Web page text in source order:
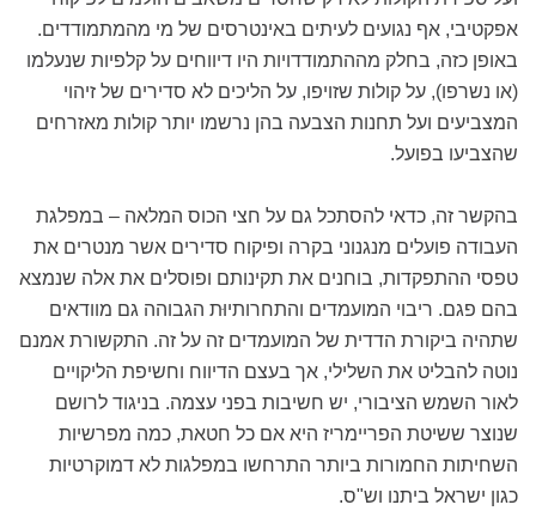
אפקטיבי, אף נגועים לעיתים באינטרסים של מי מהמתמודדים.
באופן כזה, בחלק מההתמודדויות היו דיווחים על קלפיות שנעלמו
(או נשרפו), על קולות שזויפו, על הליכים לא סדירים של זיהוי
המצביעים ועל תחנות הצבעה בהן נרשמו יותר קולות מאזרחים
שהצביעו בפועל.
בהקשר זה, כדאי להסתכל גם על חצי הכוס המלאה – במפלגת
העבודה פועלים מנגנוני בקרה ופיקוח סדירים אשר מנטרים את
טפסי ההתפקדות, בוחנים את תקינותם ופוסלים את אלה שנמצא
בהם פגם. ריבוי המועמדים והתחרותיוּת הגבוהה גם מוודאים
שתהיה ביקורת הדדית של המועמדים זה על זה. התקשורת אמנם
נוטה להבליט את השלילי, אך בעצם הדיווח וחשיפת הליקויים
לאור השמש הציבורי, יש חשיבות בפני עצמה. בניגוד לרושם
שנוצר ששיטת הפריימריז היא אם כל חטאת, כמה מפרשיות
השחיתות החמורות ביותר התרחשו במפלגות לא דמוקרטיות
כגון ישראל ביתנו וש"ס.